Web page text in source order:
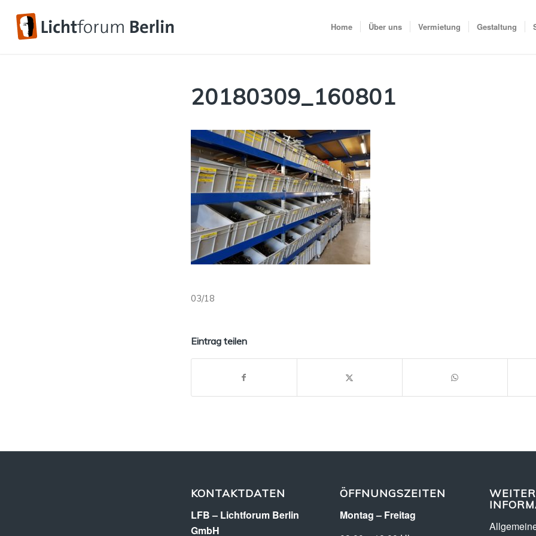
Home Über uns Vermietung Gestaltung
20180309_160801
03/18
Eintrag teilen
KONTAKTDATEN
LFB – Lichtforum Berlin
GmbH
ÖFFNUNGSZEITEN
Montag – Freitag